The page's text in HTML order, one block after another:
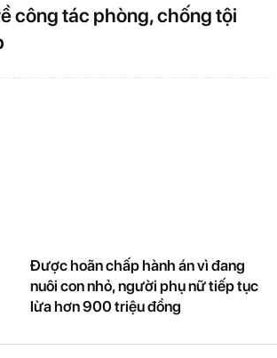
công tác phòng, chống tội
Được hoãn chấp hành án vì đang
nuôi con nhỏ, người phụ nữ tiếp tục
lừa hơn 900 triệu đồng